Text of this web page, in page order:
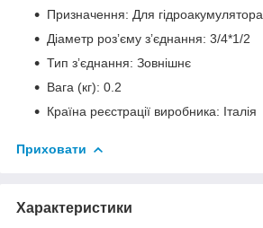
Призначення: Для гідроакумулятора
Діаметр розʼєму зʼєднання: 3/4*1/2
Тип зʼєднання: Зовнішнє
Вага (кг): 0.2
Країна реєстрації виробника: Італія
Приховати
Характеристики